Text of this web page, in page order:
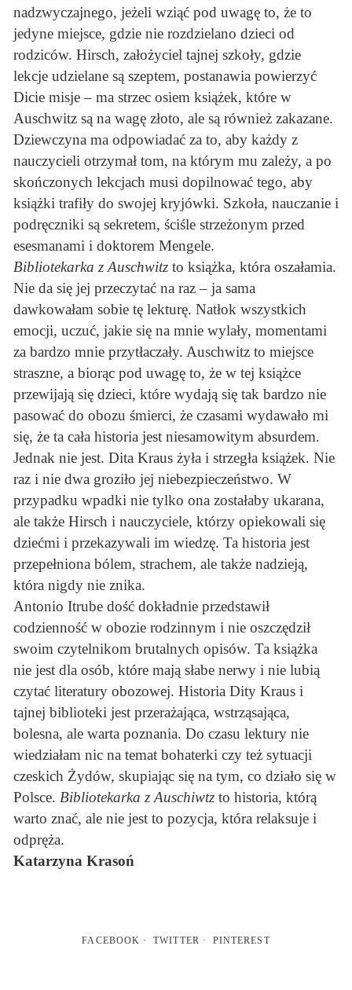
nadzwyczajnego, jeżeli wziąć pod uwagę to, że to
jedyne miejsce, gdzie nie rozdzielano dzieci od
rodziców. Hirsch, założyciel tajnej szkoły, gdzie
lekcje udzielane są szeptem, postanawia powierzyć
Dicie misje – ma strzec osiem książek, które w
Auschwitz są na wagę złoto, ale są również zakazane.
Dziewczyna ma odpowiadać za to, aby każdy z
nauczycieli otrzymał tom, na którym mu zależy, a po
skończonych lekcjach musi dopilnować tego, aby
książki trafiły do swojej kryjówki. Szkoła, nauczanie i
podręczniki są sekretem, ściśle strzeżonym przed
esesmanami i doktorem Mengele.
Bibliotekarka z Auschwitzto książka, która oszałamia.
Nie da się jej przeczytać na raz – ja sama
dawkowałam sobie tę lekturę. Natłok wszystkich
emocji, uczuć, jakie się na mnie wylały, momentami
za bardzo mnie przytłaczały. Auschwitz to miejsce
straszne, a biorąc pod uwagę to, że w tej książce
przewijają się dzieci, które wydają się tak bardzo nie
pasować do obozu śmierci, że czasami wydawało mi
się, że ta cała historia jest niesamowitym absurdem.
Jednak nie jest. Dita Kraus żyła i strzegła książek. Nie
raz i nie dwa groziło jej niebezpieczeństwo. W
przypadku wpadki nie tylko ona zostałaby ukarana,
ale także Hirsch i nauczyciele, którzy opiekowali się
dziećmi i przekazywali im wiedzę. Ta historia jest
przepełniona bólem, strachem, ale także nadzieją,
która nigdy nie znika.
Antonio Itrube dość dokładnie przedstawił
codzienność w obozie rodzinnym i nie oszczędził
swoim czytelnikom brutalnych opisów. Ta książka
nie jest dla osób, które mają słabe nerwy i nie lubią
czytać literatury obozowej. Historia Dity Kraus i
tajnej biblioteki jest przerażająca, wstrząsająca,
bolesna, ale warta poznania. Do czasu lektury nie
wiedziałam nic na temat bohaterki czy też sytuacji
czeskich Żydów, skupiając się na tym, co działo się w
Polsce. Bibliotekarka z Auschiwtzto historia, którą
warto znać, ale nie jest to pozycja, która relaksuje i
odpręża.
Katarzyna Krasoń
FACEBOOK TWITTER PINTEREST